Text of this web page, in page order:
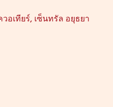
อเทียร์, เซ็นทรัล อยุธยา